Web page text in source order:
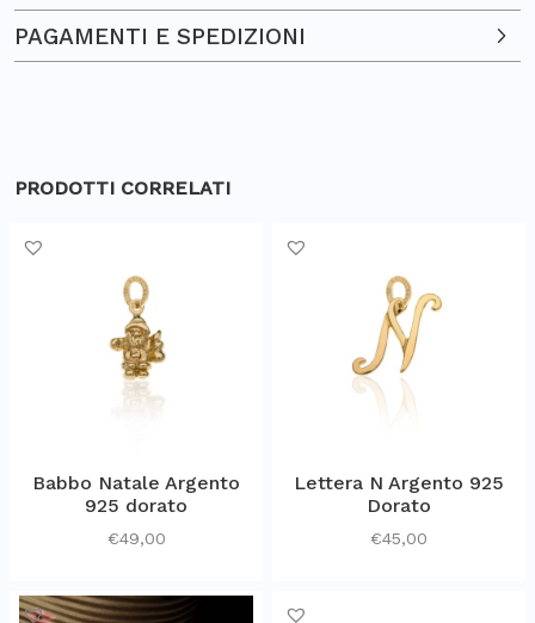
PAGAMENTI E SPEDIZIONI
PRODOTTI CORRELATI
Babbo Natale Argento
925 dorato
€49,00
Lettera N Argento 925
Dorato
€45,00